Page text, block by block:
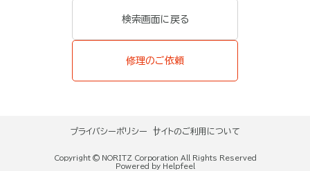
検索画面に戻る
修理のご依頼
プライバシーポリシー サイトのご利用について
Copyright © NORITZ Corporation All Rights Reserved
Powered by Helpfeel